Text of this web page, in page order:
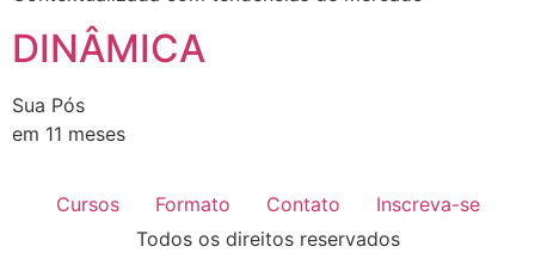
DINÂMICA
Sua Pós
em 11 meses
Cursos Formato Contato
Inscreva-se
Todos os direitos reservados